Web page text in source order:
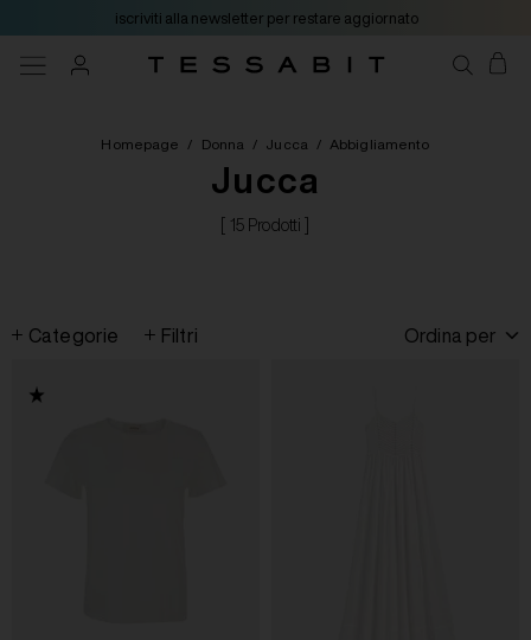
iscriviti alla newsletter per restare aggiornato
Homepage / Donna / Jucca / Abbigliamento
Jucca
[ 15 Prodotti ]
Categorie Filtri Ordina per